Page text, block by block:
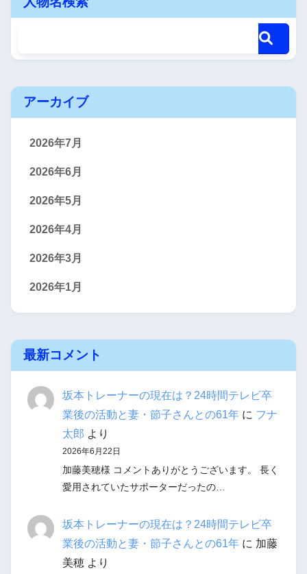
アーカイブ
2026年7月
2026年6月
2026年5月
2026年4月
2026年3月
2026年1月
最新コメント
坂本トレーナーの現在は？24時間テレビ卒
業後の活動と妻・節子さんとの61年に フナ
太郎 より
2026年6月22日
加藤美穂様 コメントありがとうございます。 長く
愛用されていたサポーターだったの…
坂本トレーナーの現在は？24時間テレビ卒
業後の活動と妻・節子さんとの61年に 加藤
美穂より